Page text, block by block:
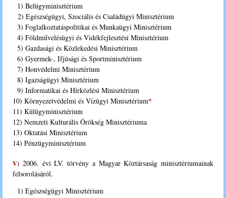
1) Belügyminisztérium
2) Egészségügyi, Szociális és Családügyi Minisztérium
3) Foglalkoztatáspolitikai és Munkaügyi Minisztérium
4) Földművelésügyi és Vidékfejlesztési Minisztérium
5) Gazdasági és Közlekedési Minisztérium
6) Gyermek-, Ifjúsági és Sportminisztérium
7) Honvédelmi Minisztérium
8) Igazságügyi Minisztérium
9) Informatikai és Hírközlési Minisztérium
10) Környezetvédelmi és Vízügyi Minisztérium*
11) Külügyminisztérium
12) Nemzeti Kulturális Örökség Minisztériuma
13) Oktatási Minisztérium
14) Pénzügyminisztérium
V) 2006. évi LV. törvény a Magyar Köztársaság minisztériumainak
felsorolásáról.
1) Egészségügyi Minisztérium